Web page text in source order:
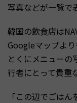
写真などが一覧で
韓国の飲食店は
Googleマップより
とくにメニュー
行者にとって貴重
「この辺でごは